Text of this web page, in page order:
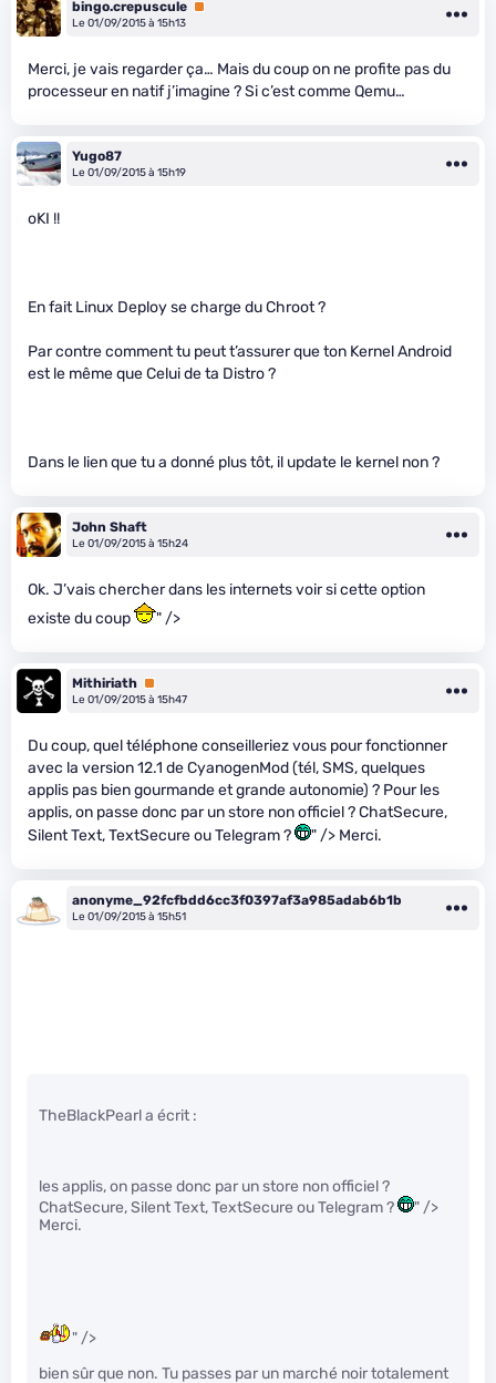
bingo.crepuscule Premium
Le 01/09/2015 à 15h13
Merci, je vais regarder ça… Mais du coup on ne profite pas du
processeur en natif j’imagine ? Si c’est comme Qemu…
Yugo87
Le 01/09/2015 à 15h19
oKI !!
En fait Linux Deploy se charge du Chroot ?
Par contre comment tu peut t’assurer que ton Kernel Android
est le même que Celui de ta Distro ?
Dans le lien que tu a donné plus tôt, il update le kernel non ?
John Shaft
Le 01/09/2015 à 15h24
Ok. J’vais chercher dans les internets voir si cette option
existe du coup
" />
Mithiriath Premium
Le 01/09/2015 à 15h47
Du coup, quel téléphone conseilleriez vous pour fonctionner
avec la version 12.1 de CyanogenMod (tél, SMS, quelques
applis pas bien gourmande et grande autonomie) ? Pour les
applis, on passe donc par un store non officiel ? ChatSecure,
Silent Text, TextSecure ou Telegram ?
" /> Merci.
anonyme_92fcfbdd6cc3f0397af3a985adab6b1b
Le 01/09/2015 à 15h51
TheBlackPearl a écrit :
les applis, on passe donc par un store non officiel ?
ChatSecure, Silent Text, TextSecure ou Telegram ?
" />
Merci.
" />
bien sûr que non. Tu passes par un marché noir totalement